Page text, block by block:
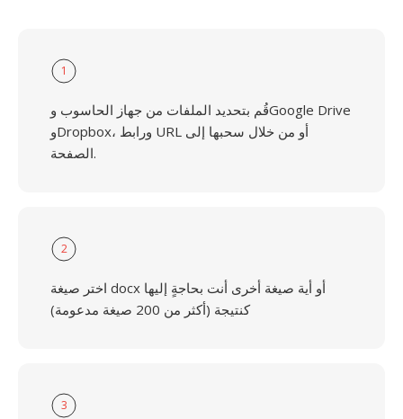
1
قُم بتحديد الملفات من جهاز الحاسوب وGoogle Drive
وDropbox، ورابط URL أو من خلال سحبها إلى
الصفحة.
2
اختر صيغة docx أو أية صيغة أخرى أنت بحاجةٍ إليها
كنتيجة (أكثر من 200 صيغة مدعومة)
3